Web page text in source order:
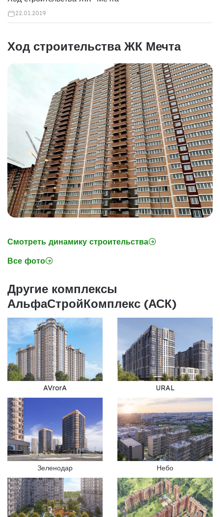
22.01.2019
Ход строительства ЖК Мечта
Смотреть динамику строительства
Все фото
Другие комплексы
АльфаСтройКомплекс (АСК)
AVrorA URAL
Зеленодар Небо